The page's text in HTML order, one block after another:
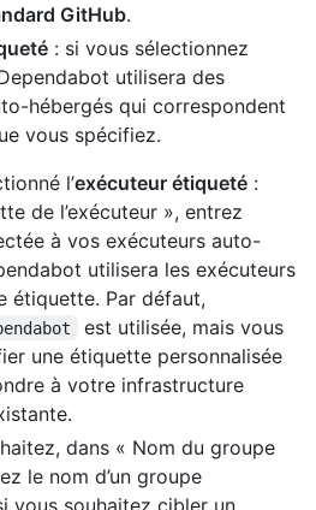
GitHub.
: si vous sélectionnez
utilisera des
hébergés qui correspondent
vous spécifiez.
l’exécuteur étiqueté :
de l’exécuteur », entrez
à vos exécuteurs auto-
utilisera les exécuteurs
étiquette. Par défaut,
est utilisée, mais vous
une étiquette personnalisée
à votre infrastructure
dans « Nom du groupe
le nom d’un groupe
vous souhaitez cibler un